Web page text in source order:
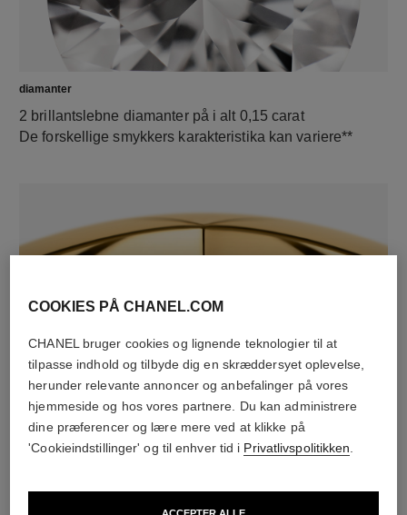
diamanter
2 brillantslebne diamanter på i alt 0,15 carat
De forskellige smykkers karakteristika kan variere**
materiale
18 karat gult guld
SE OGSÅ
COOKIES PÅ CHANEL.COM
CHANEL bruger cookies og lignende teknologier til at
tilpasse indhold og tilbyde dig en skræddersyet oplevelse,
herunder relevante annoncer og anbefalinger på vores
hjemmeside og hos vores partnere. Du kan administrere
dine præferencer og lære mere ved at klikke på
'Cookieindstillinger' og til enhver tid i Privatlivspolitikken